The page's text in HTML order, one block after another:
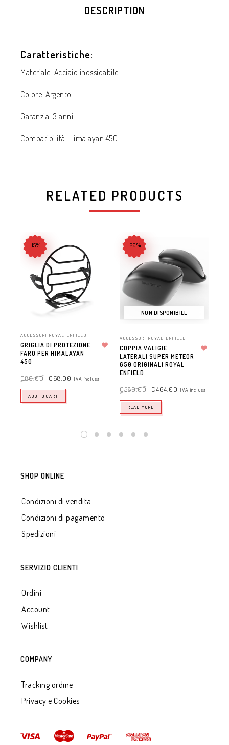
DESCRIPTION
Caratteristiche:
Materiale: Acciaio inossidabile
Colore: Argento
Garanzia: 3 anni
Compatibilità: Himalayan 450
RELATED PRODUCTS
-15%
ACCESSORI ROYAL ENFIELD
GRIGLIA DI PROTEZIONE
FARO PER HIMALAYAN
450
€80,00 €68,00 IVA inclusa
ADD TO CART
NON DISPONIBILE
-20%
ACCESSORI ROYAL ENFIELD
COPPIA VALIGIE
LATERALI SUPER METEOR
650 ORIGINALI ROYAL
ENFIELD
€580,00 €464,00 IVA inclusa
READ MORE
SHOP ONLINE
Condizioni di vendita
Condizioni di pagamento
Spedizioni
SERVIZIO CLIENTI
Ordini
Account
Wishlist
COMPANY
Tracking ordine
Privacy e Cookies